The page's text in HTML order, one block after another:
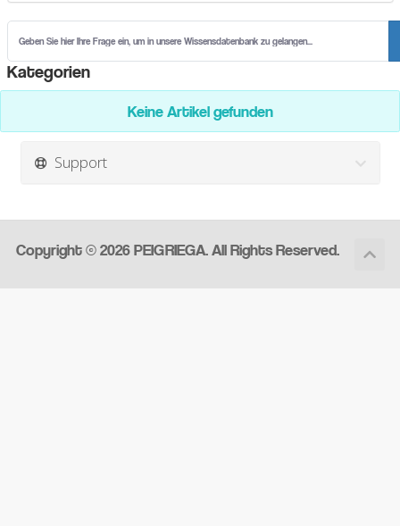
Kategorien
Keine Artikel gefunden
Support
Copyright © 2026 PEIGRIEGA. All Rights Reserved.